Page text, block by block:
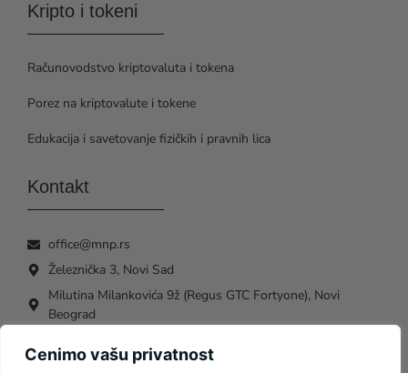
Cenimo vašu privatnost
Kripto i tokeni
Računovodstvo kriptovaluta i tokena
Porez na kriptovalute i tokene
Edukacija i savetovanje fizičkih i pravnih lica
Kontakt
office@mnp.rs
Železnička 3, Novi Sad
Milutina Milankovića 9ž (Regus GTC Fortyone), Novi
Beograd